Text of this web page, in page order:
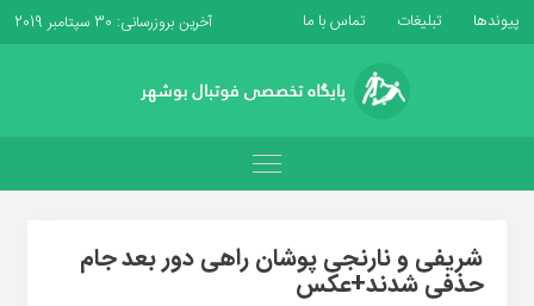
پیوندها تبلیغات تماس با ما آخرین بروزرسانی: 30 سپتامبر 2019
شریفی و نارنجی پوشان راهی دور بعد جام
حذفی شدند+عکس